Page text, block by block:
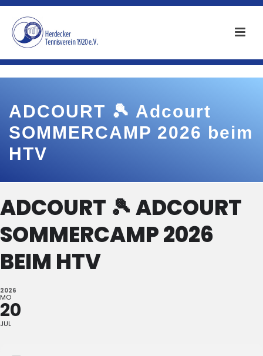
ADCOURT 🎾 Adcourt
SOMMERCAMP 2026 beim
HTV
ADCOURT 🎾 ADCOURT
SOMMERCAMP 2026
BEIM HTV
2026
MO
20
JUL